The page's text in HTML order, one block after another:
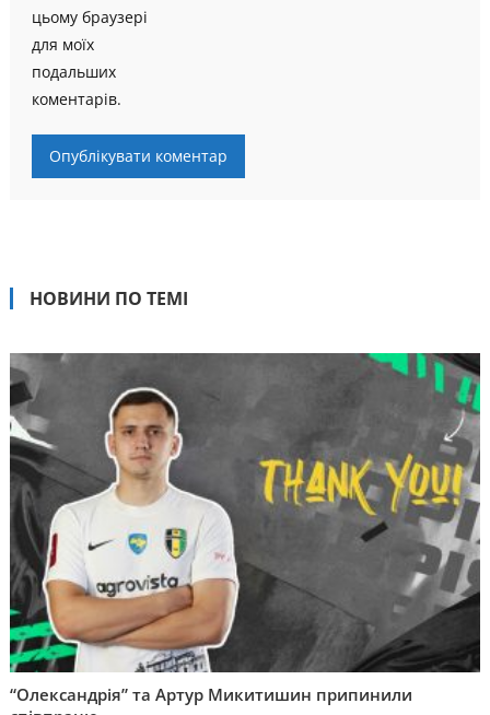
цьому браузері
для моїх
подальших
коментарів.
НОВИНИ ПО ТЕМІ
“Олександрія” та Артур Микитишин припинили